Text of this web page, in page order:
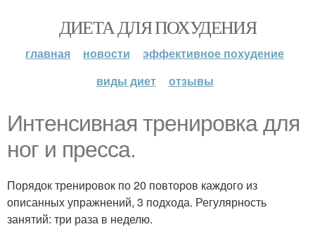
ДИЕТА ДЛЯ ПОХУДЕНИЯ
главная новости
эффективное похудение
виды диет
отзывы
Интенсивная тренировка для
ног и пресса.
Порядок тренировок по 20 повторов каждого из
описанных упражнений, 3 подхода. Регулярность
занятий: три раза в неделю.